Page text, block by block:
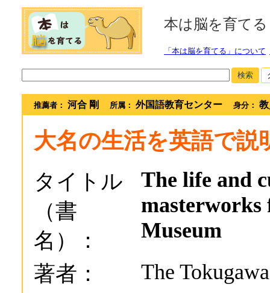
本は脳を育て
「本は脳を育てる」について
検索
推薦者： 河合 剛 所属： 外国語教育センター 身分：
大名の生活を英語で説
タイトル
（書
名）：
The life and
masterworks
Museum
著者：
The